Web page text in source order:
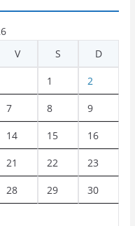
V S D
1 2
7 8 9
14 15 16
21 22 23
28 29 30